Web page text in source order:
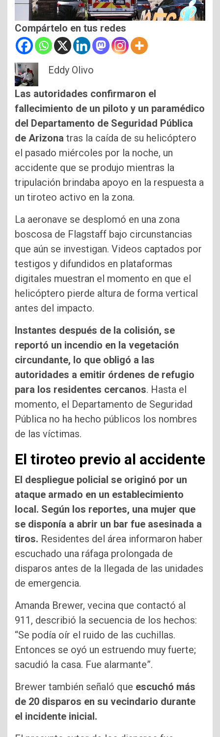
Compártelo en tus redes
Eddy Olivo
Las autoridades confirmaron el
fallecimiento de un piloto y un paramédico
del Departamento de Seguridad Pública
de Arizona tras la caída de su helicóptero
el pasado miércoles por la noche, un
accidente que se produjo mientras la
tripulación brindaba apoyo en la respuesta a
un tiroteo activo en la zona.
La aeronave se desplomó en una zona
boscosa de Flagstaff bajo circunstancias
que aún se investigan. Videos captados por
testigos y difundidos en plataformas
digitales muestran el momento en que el
helicóptero pierde altura de forma vertical
antes del impacto.
Instantes después de la colisión, se
reportó un incendio en la vegetación
circundante, lo que obligó a las
autoridades a emitir órdenes de refugio
para los residentes cercanos. Hasta el
momento, el Departamento de Seguridad
Pública no ha hecho públicos los nombres
de las víctimas.
El tiroteo previo al accidente
El despliegue policial se originó por un
ataque armado en un establecimiento
local. Según los reportes, una mujer que
se disponía a abrir un bar fue asesinada a
tiros. Residentes del área informaron haber
escuchado una ráfaga prolongada de
disparos antes de la llegada de las unidades
de emergencia.
Amanda Brewer, vecina que contactó al
911, describió la secuencia de los hechos:
“Se podía oír el ruido de las cuchillas.
Entonces se oyó un estruendo muy fuerte;
sacudió la casa. Fue alarmante”.
Brewer también señaló que escuchó más
de 20 disparos en su vecindario durante
el incidente inicial.